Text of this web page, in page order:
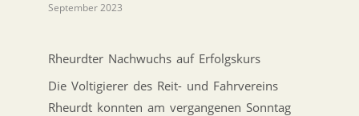
September 2023
Rheurdter Nachwuchs auf Erfolgskurs
Die Voltigierer des Reit- und Fahrvereins
Rheurdt konnten am vergangenen Sonntag